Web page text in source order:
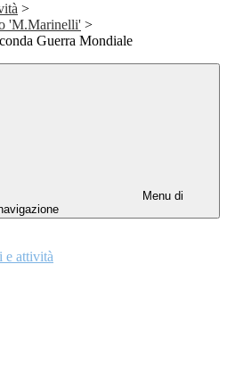
>
'M.Marinelli' >
Guerra Mondiale
Menu di
e attività